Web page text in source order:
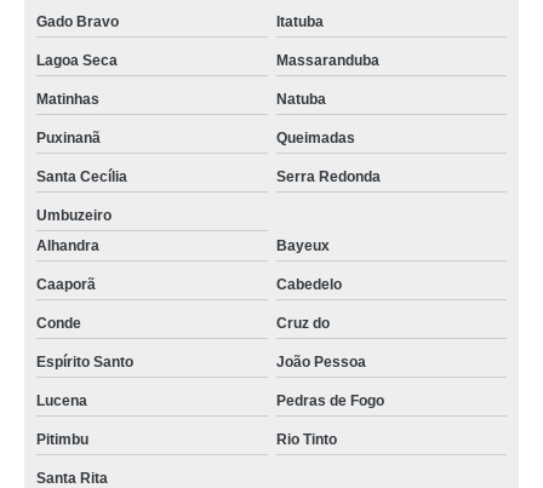
Gado Bravo Itatuba
Lagoa Seca Massaranduba
Matinhas Natuba
Puxinanã Queimadas
Santa Cecília Serra Redonda
Umbuzeiro
Alhandra
Bayeux
Caaporã Cabedelo
Conde Cruz do
Espírito Santo João Pessoa
Lucena Pedras de Fogo
Pitimbu Rio Tinto
Santa Rita